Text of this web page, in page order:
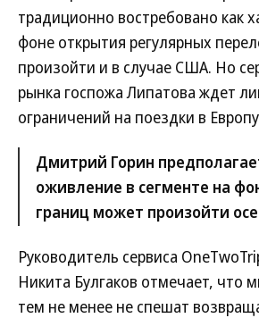
традиционно востребовано как
фоне открытия регулярных
произойти и в случае США. Но
рынка госпожа Липатова ждет
ограничений на поездки в
Дмитрий Горин
оживление в сегменте на
границ может произойти
Руководитель сервиса
Никита Булгаков отмечает, что
тем не менее не спешат